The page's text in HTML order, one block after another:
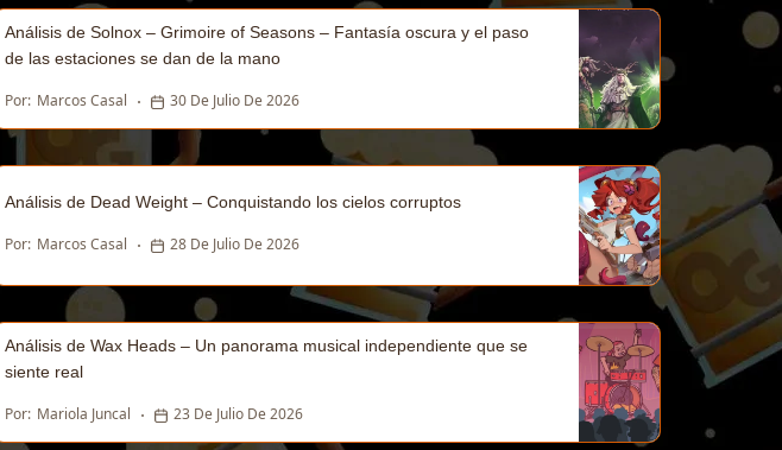
Análisis de Solnox – Grimoire of Seasons – Fantasía oscura y el paso
de las estaciones se dan de la mano
Por: Marcos Casal 30 De Julio De 2026
Análisis de Dead Weight – Conquistando los cielos corruptos
Por: Marcos Casal 28 De Julio De 2026
Análisis de Wax Heads – Un panorama musical independiente que se
siente real
Por: Mariola Juncal 23 De Julio De 2026